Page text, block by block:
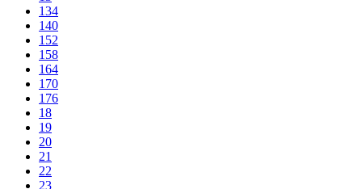
134
140
152
158
164
170
176
18
19
20
21
22
23